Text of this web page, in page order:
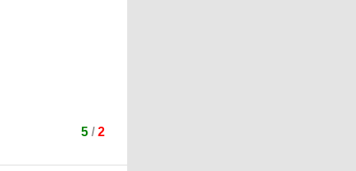
5/ 2